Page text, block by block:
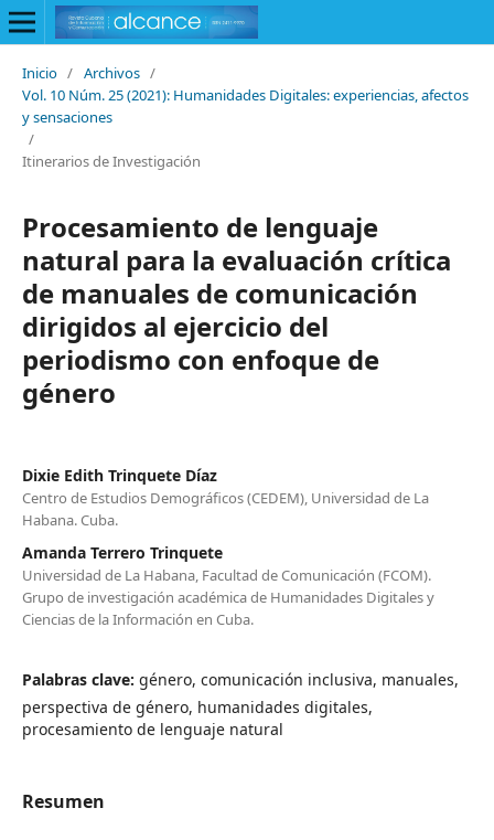
Inicio / Archivos /
Vol. 10 Núm. 25 (2021): Humanidades Digitales: experiencias, afectos
y sensaciones
/
Itinerarios de Investigación
Procesamiento de lenguaje
natural para la evaluación crítica
de manuales de comunicación
dirigidos al ejercicio del
periodismo con enfoque de
género
Dixie Edith Trinquete Díaz
Centro de Estudios Demográficos (CEDEM), Universidad de La
Habana. Cuba.
Amanda Terrero Trinquete
Universidad de La Habana, Facultad de Comunicación (FCOM).
Grupo de investigación académica de Humanidades Digitales y
Ciencias de la Información en Cuba.
Palabras clave: género, comunicación inclusiva, manuales,
perspectiva de género, humanidades digitales,
procesamiento de lenguaje natural
Resumen